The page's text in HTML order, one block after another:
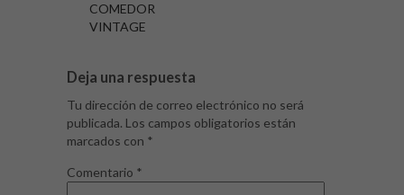
COMEDOR
VINTAGE
Deja una respuesta
Tu dirección de correo electrónico no será
publicada. Los campos obligatorios están
marcados con *
Comentario *